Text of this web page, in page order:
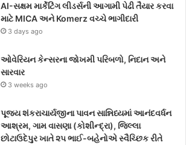
AI-સક્ષમ માર્કેટિંગ લીડર્સની આગામી પેઢી તૈયાર કરવા
માટે MICA અને Komerz વચ્ચે ભાગીદારી
3 days ago
ઓવેરિયન કેન્સરના જોખમી પરિબળો, નિદાન અને
સારવાર
3 weeks ago
પૂજ્ય શંકરાચાર્યજીના પાવન સાન્નિધ્યમાં આનંદવર્ધન
આશ્રમ, ગામ વાસણા (કોશીન્દ્રા), જિલ્લા
છોટાઉદેપુર ખાતે ૨૫ ભાઈ-બહેનોએ સ્વૈચ્છિક રીતે